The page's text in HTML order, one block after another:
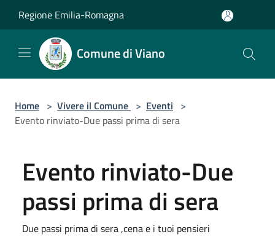
Regione Emilia-Romagna
Comune di Viano
Home > Vivere il Comune > Eventi >
Evento rinviato-Due passi prima di sera
Evento rinviato-Due
passi prima di sera
Due passi prima di sera ,cena e i tuoi pensieri